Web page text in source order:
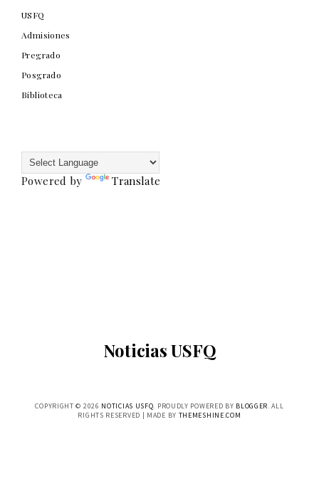
USFQ
Admisiones
Pregrado
Posgrado
Biblioteca
Powered by Translate
Noticias USFQ
COPYRIGHT © 2026 NOTICIAS USFQ. PROUDLY POWERED BY BLOGGER. ALL
RIGHTS RESERVED | MADE BY THEMESHINE.COM